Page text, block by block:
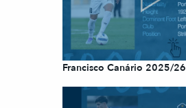
Francisco Canário 2025/26